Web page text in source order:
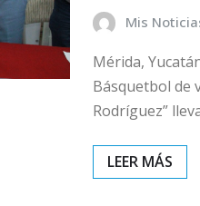
Mis
Mérida,
Básquetbol de
Rodríguez”